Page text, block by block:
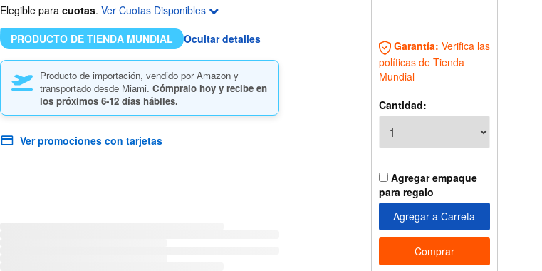
Elegible para cuotas. Ver Cuotas Disponibles
PRODUCTO DE TIENDA MUNDIAL
Ocultar detalles
Producto de importación, vendido por Amazon y
transportado desde Miami. Cómpralo hoy y recibe en
los próximos 6-12 días hábiles.
Ver promociones con tarjetas
Garantía: Verifica las
políticas de Tienda
Mundial
Cantidad:
Agregar empaque
para regalo